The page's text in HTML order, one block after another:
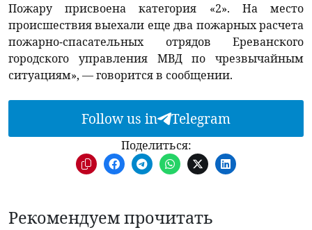
Пожару присвоена категория «2». На место
происшествия выехали еще два пожарных расчета
пожарно-спасательных отрядов Ереванского
городского управления МВД по чрезвычайным
ситуациям», — говорится в сообщении.
Follow us in Telegram
Поделиться:
Рекомендуем прочитать